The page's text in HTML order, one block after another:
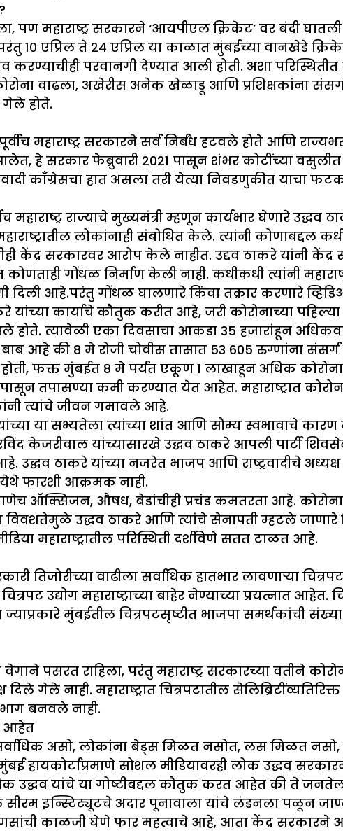
?
पण महाराष्ट्र सरकारने ‘आयपीएल क्रिकेट’ वर बंदी
१० एप्रिल ते २४ एप्रिल या काळात मुंबईच्या वानखेडे
करण्याचीही परवानगी देण्यात आली होती. अशा
वाढला, अखेरीस अनेक खेळाडू आणि प्रशिक्षकांना
होते.
महाराष्ट्र सरकारने सर्व निर्बंध हटवले होते आणि
हे सरकार फेब्रुवारी 2021 पासून शंभर कोटींच्या
कॉंग्रेसचा हात असला तरी येत्या निवडणुकीत याचा
महाराष्ट्र राज्याचे मुख्यमंत्री म्हणून कार्यभार घेणारे
लोकांनाही संबोधित केले. त्यांनी कोणाबद्दल
केंद्र सरकारवर आरोप केले नाहीत. उद्दव ठाकरे यांनी
गोंधळ निर्माण केली नाही. कधीकधी त्यांनी
आहे.परंतु गोंधळ घालणारे किंवा तक्रार करणारे व्हिडिओ
कार्याचे कौतुक करीत आहे, जरी कोरोनाच्या
होते. त्यावेळी एका दिवसाचा आकडा 35 हजारांहून
आहे की 8 मे रोजी चोवीस तासात 53 605 रुग्णांना
फक्त मुंबईत 8 मे पर्यंत एकूण 1 लाखाहून अधिक
तपासण्या कमी करण्यात येत आहेत. महाराष्ट्रात
त्यांचे जीवन गमावले आहे.
यांच्या या सभ्यतेला त्यांच्या शांत आणि सौम्य स्वभावाचे
केजरीवाल यांच्यासारखे उद्धव ठाकरे आपली पार्टी
आहे. उद्धव ठाकरे यांच्या नजरेत भाजप आणि राष्ट्रवादीचे
फारशी आक्रमक नाही.
ऑक्सिजन, औषध, बेडांचीही प्रचंड कमतरता आहे.
विवशतेमुळे उद्धव ठाकरे आणि त्यांचे सेनापती म्हटले
महाराष्ट्रातील परिस्थिती दर्शविणे सतत टाळत आहे.
तिजोरीच्या वाढीला सर्वाधिक हातभार लावणाऱ्या
उद्योग महाराष्ट्राच्या बाहेर नेण्याच्या प्रयत्नात आहेत.
ज्याप्रकारे मुंबईतील चित्रपटसृष्टीत भाजपा समर्थकांची
वेगाने पसरत राहिला, परंतु महाराष्ट्र सरकारच्या वतीने
गेले नाही. महाराष्ट्रात चित्रपटातील
भाग बनवले नाही.
आहेत
सर्वाधिक असो, लोकांना बेड्स मिळत नसोत, लस मिळत
हायकोर्टाप्रमाणे सोशल मीडियावरही लोक उद्धव
उद्धव यांचे या गोष्टीबद्दल कौतुक करत आहेत की ते
इन्स्टिट्यूटचे अदार पूनावाला यांचे लंडनला पळून
काळजी घेणे फार महत्वाचे आहे, आता केंद्र सरकारने